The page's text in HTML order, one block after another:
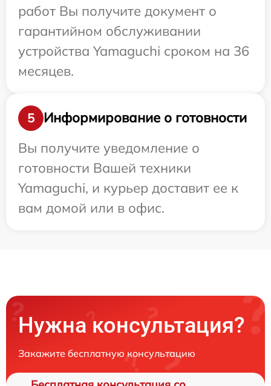
работ Вы получите документ о
гарантийном обслуживании
устройства Yamaguchi сроком на 36
месяцев.
5
Информирование о готовности
Вы получите уведомление о
готовности Вашей техники
Yamaguchi, и курьер доставит ее к
вам домой или в офис.
Нужна консультация?
Закажите бесплатную консультацию